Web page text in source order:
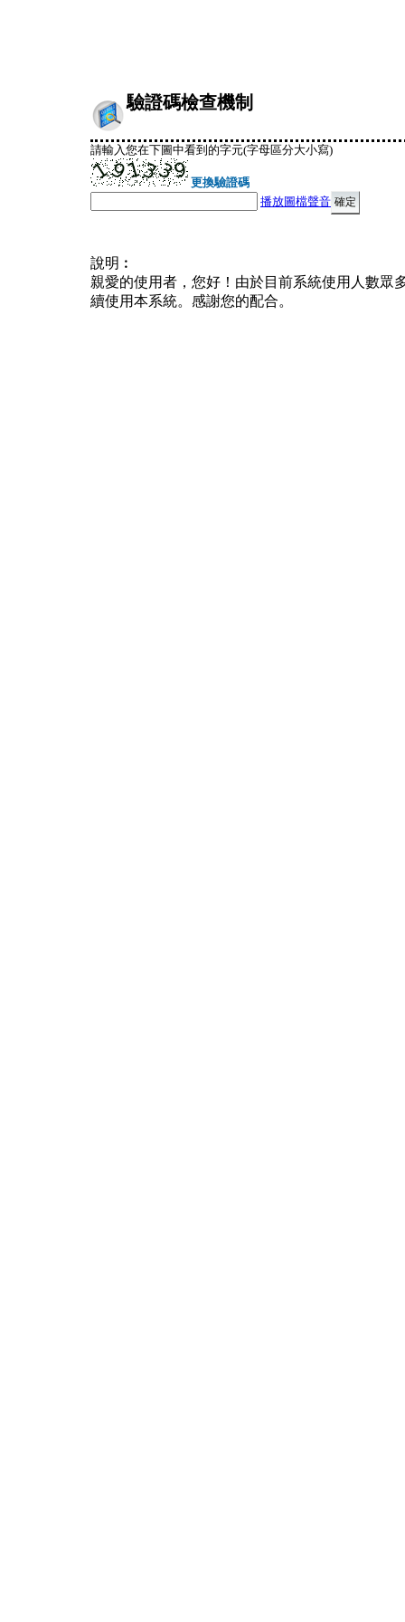
驗證碼檢查機制
請輸入您在下圖中看到的字元(字母區分大小寫)
更換驗證碼
播放圖檔聲音
說明︰
親愛的使用者，您好！由於目前系統使用人數眾
續使用本系統。感謝您的配合。